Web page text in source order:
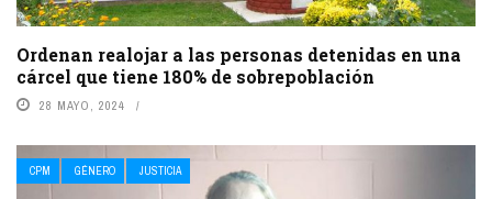
Ordenan realojar a las personas detenidas en una
cárcel que tiene 180% de sobrepoblación
28 MAYO, 2024
CPM GÉNERO JUSTICIA